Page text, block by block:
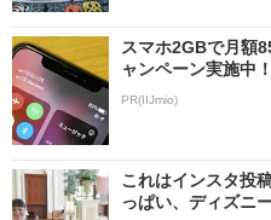
スマホ2GBで月額
ャンペーン実施中！
PR(IIJmio)
これはインスタ投
っぱい、ディズニ